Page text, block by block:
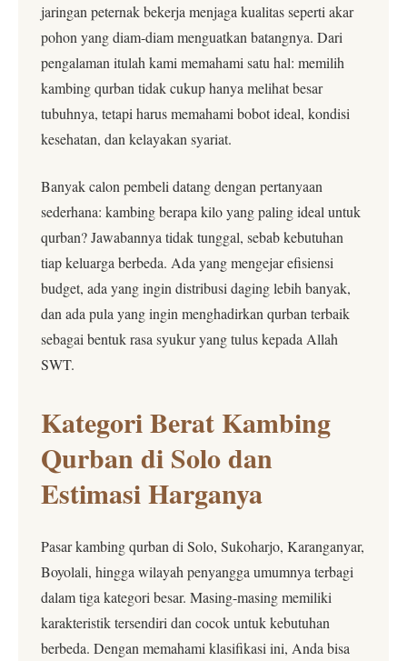
jaringan peternak bekerja menjaga kualitas seperti akar
pohon yang diam-diam menguatkan batangnya. Dari
pengalaman itulah kami memahami satu hal: memilih
kambing qurban tidak cukup hanya melihat besar
tubuhnya, tetapi harus memahami bobot ideal, kondisi
kesehatan, dan kelayakan syariat.
Banyak calon pembeli datang dengan pertanyaan
sederhana: kambing berapa kilo yang paling ideal untuk
qurban? Jawabannya tidak tunggal, sebab kebutuhan
tiap keluarga berbeda. Ada yang mengejar efisiensi
budget, ada yang ingin distribusi daging lebih banyak,
dan ada pula yang ingin menghadirkan qurban terbaik
sebagai bentuk rasa syukur yang tulus kepada Allah
SWT.
Kategori Berat Kambing
Qurban di Solo dan
Estimasi Harganya
Pasar kambing qurban di Solo, Sukoharjo, Karanganyar,
Boyolali, hingga wilayah penyangga umumnya terbagi
dalam tiga kategori besar. Masing-masing memiliki
karakteristik tersendiri dan cocok untuk kebutuhan
berbeda. Dengan memahami klasifikasi ini, Anda bisa